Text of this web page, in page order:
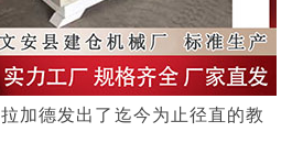
加德发出了迄今为止径直的教